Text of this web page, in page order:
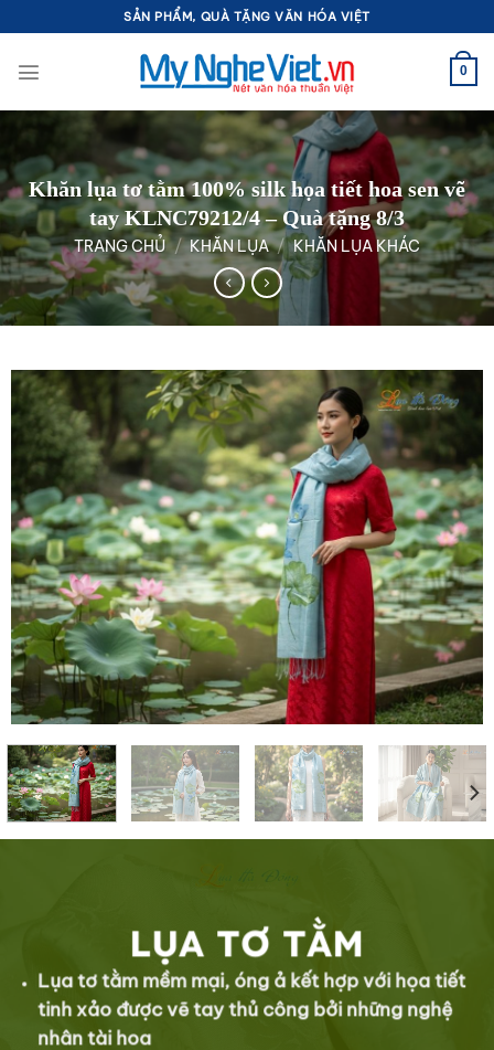
qua
nội
SẢN PHẨM, QUÀ TẶNG VĂN HÓA VIỆT
0
Khăn lụa tơ tằm 100% silk họa tiết hoa sen vẽ
tay KLNC79212/4 – Quà tặng 8/3
TRANG CHỦ / KHĂN LỤA / KHĂN LỤA KHÁC
LỤA TƠ TẰM
Lụa tơ tằm mềm mại, óng ả kết hợp với họa tiết
tinh xảo được vẽ tay thủ công bởi những nghệ
nhân tài hoa